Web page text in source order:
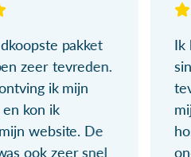
pakket
zeer tevreden.
ik mijn
en kon ik
website. De
ook zeer snel
Ik